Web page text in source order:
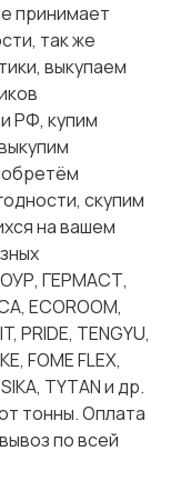
принимает
так же
выкупаем
РФ, купим
скупим
на вашем
ГЕРМАСТ,
ECOROOM,
PRIDE, TENGYU,
FOME FLEX,
TYTAN и др.
тонны. Оплата
по всей